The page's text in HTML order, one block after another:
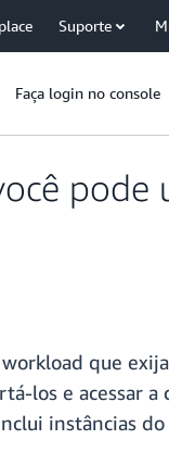
Suporte
Faça login no console
pode
que
los e acessar a
instâncias do